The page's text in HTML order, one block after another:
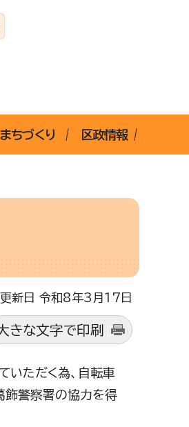
まちづくり 区政情報
新日 令和8年3月17日
きな文字で印刷
いただく為、自転車
飾警察署の協力を得